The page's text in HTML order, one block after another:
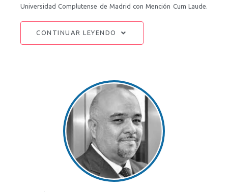
Universidad Complutense de Madrid con Mención Cum Laude.
Complutense y en Ciencias Políticas por el Centro de Estudios
Constitucionales de Madrid. Es Investigador del CONACYT,
diversas obras sobre teoría del derecho, argumentación
jurídica, derecho constitucional, y ciencia política. Ha ocupado
cargos públicos en el ámbito electoral, judicial y legislativo. Fue
Diputado Constituyente de la Ciudad de México 2016-2017.
Participa en asociaciones latinoamericanas a favor de un
constitucionalismo democrático. Fue invitado como experto
del grupo internacional que revisó los insumos técnicos que
apoyaron la instalación de la Asamblea Constituyente en
Bolivia en el año 2006. Ha sido Visiting Fellow en la Universidad
de Yale y Visiting Researcher en la Universidad de Georgetown.
CONTINUAR LEYENDO